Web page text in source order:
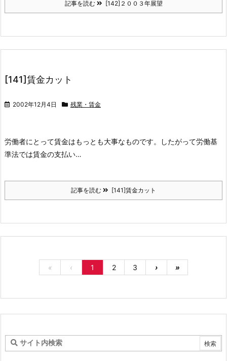
記事を読む [142]２００３年展望
[141]賃金カット
2002年12月4日 残業・賃金
労働者にとって賃金はもっとも大事なものです。したがって労働基
準法では賃金の支払い…
記事を読む [141]賃金カット
« ‹ 1 2 3 › »